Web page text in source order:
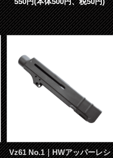
Vz61 No.1｜HWアッパーレシ